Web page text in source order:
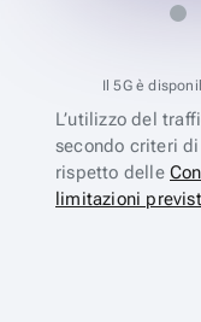
Il 5G è
L’utilizzo del
secondo criteri
rispetto delle
limitazioni